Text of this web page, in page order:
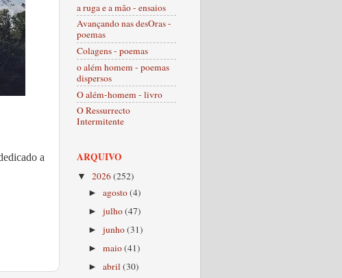
a
a ruga e a mão - ensaios
Avançando nas desOras -
poemas
Colagens - poemas
o além homem - poemas
dispersos
O além-homem - livro
O Ressurrecto
Intermitente
ARQUIVO
▼ 2026(252)
►agosto(4)
►julho(47)
►junho(31)
►maio(41)
►abril(30)